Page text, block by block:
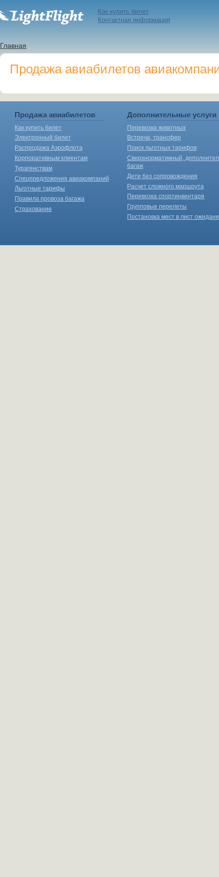
Как купить билет
Контактная информация
Главная
Продажа авиабилетов
Продажа авиабилетов
Как купить билет
Электронный билет
Распродажа Аэрофлота
Корпоративным клиентам
Турагенствам
Спецпредложения авиакомпаний
Льготные тарифы
Правила провоза багажа
Страхование
Дополнительные услуги
Перевозка животных
Встреча, трансфер
Поиск льготных тарифов
Сверхнормативный,
багаж
Дети без сопровождения
Расчет сложного маршрута
Перевозка спортинвентаря
Групповые перелеты
Постановка мест в лист